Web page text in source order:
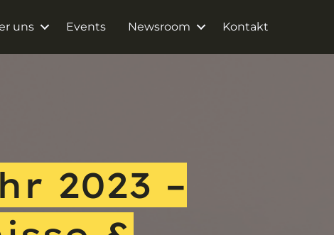
uns Events Newsroom Kontakt
2023 –